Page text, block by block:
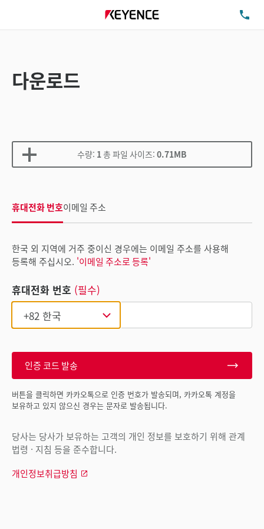
다운로드
수량: 1총 파일 사이즈: 0.71MB
휴대전화 번호이메일 주소
한국 외 지역에 거주 중이신 경우에는 이메일 주소를 사용해
등록해 주십시오. '이메일 주소로 등록'
휴대전화 번호 (필수)
인증 코드 발송
버튼을 클릭하면 카카오톡으로 인증 번호가 발송되며, 카카오톡 계정을
보유하고 있지 않으신 경우는 문자로 발송됩니다.
당사는 당사가 보유하는 고객의 개인 정보를 보호하기 위해 관계
법령 · 지침 등을 준수합니다.
개인정보취급방침